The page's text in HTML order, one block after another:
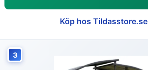
Köp hos Tildasstore.se
3